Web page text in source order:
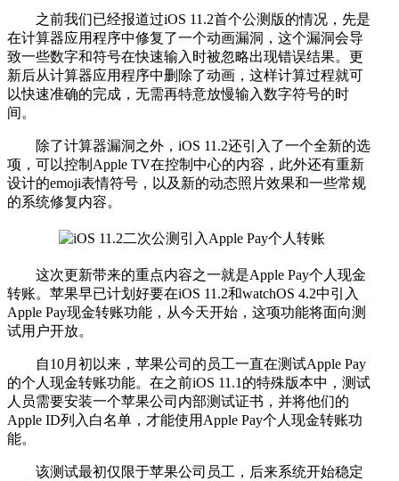
之前我们已经报道过iOS 11.2首个公测版的情况，先是
在计算器应用程序中修复了一个动画漏洞，这个漏洞会导
致一些数字和符号在快速输入时被忽略出现错误结果。更
新后从计算器应用程序中删除了动画，这样计算过程就可
以快速准确的完成，无需再特意放慢输入数字符号的时
间。
除了计算器漏洞之外，iOS 11.2还引入了一个全新的选
项，可以控制Apple TV在控制中心的内容，此外还有重新
设计的emoji表情符号，以及新的动态照片效果和一些常规
的系统修复内容。
这次更新带来的重点内容之一就是Apple Pay个人现金
转账。苹果早已计划好要在iOS 11.2和watchOS 4.2中引入
Apple Pay现金转账功能，从今天开始，这项功能将面向测
试用户开放。
自10月初以来，苹果公司的员工一直在测试Apple Pay
的个人现金转账功能。在之前iOS 11.1的特殊版本中，测试
人员需要安装一个苹果公司内部测试证书，并将他们的
Apple ID列入白名单，才能使用Apple Pay个人现金转账功
能。
该测试最初仅限于苹果公司员工，后来系统开始稳定